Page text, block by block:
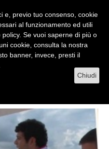
e, previo tuo consenso, cookie
al funzionamento ed utili
Se vuoi saperne di più o
cookie, consulta la nostra
banner, invece, presti il
Chiudi